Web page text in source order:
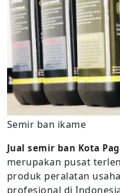
Semir ban ikame
Jual semir ban Kota
merupakan pusat
produk peralatan
profesional di